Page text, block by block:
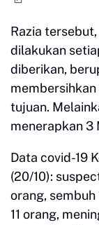
Razia
dilakukan
diberikan,
tujuan.
menerapkan 3
Data covid-19
(20/10):
orang,
11 orang,